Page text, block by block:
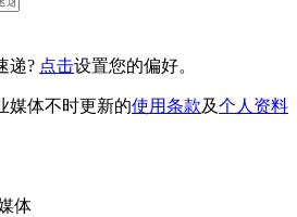
递? 点击设置您的偏好。
媒体不时更新的使用条款及个人资料
体